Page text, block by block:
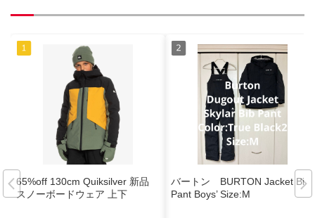
65%off 130cm Quiksilver 新品
スノーボードウェア 上下
バートン BURTON Jacket Bib
Pant Boys’ Size:M